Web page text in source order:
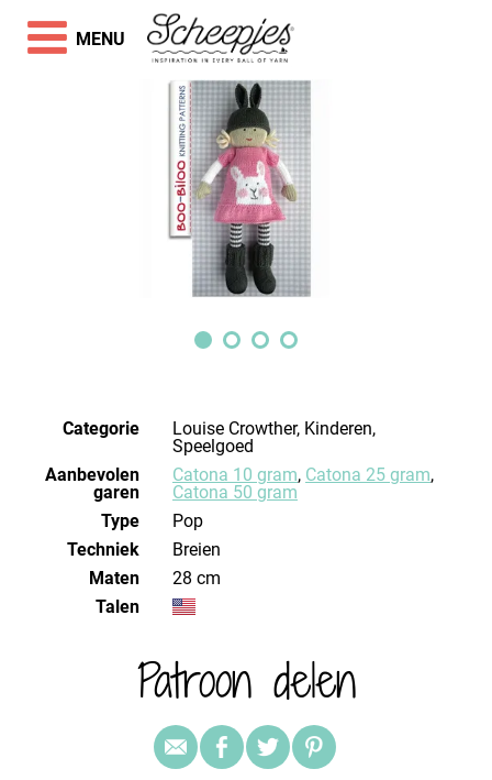
Categorie
Louise Crowther, Kinderen,
Speelgoed
Aanbevolen
garen
Catona 10 gram, Catona 25 gram,
Catona 50 gram
Type
Pop
Techniek
breien
Maten
28 cm
Talen
Patroon delen
MENU